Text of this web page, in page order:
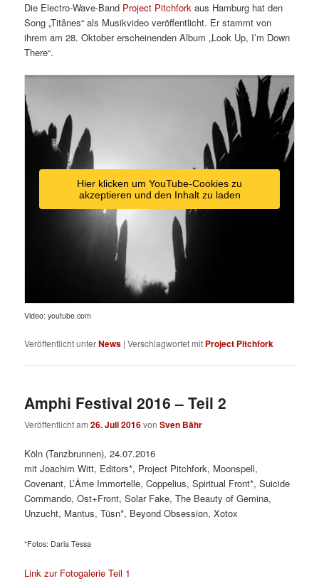
Die Electro-Wave-Band Project Pitchfork aus Hamburg hat den
Song „Titânes“ als Musikvideo veröffentlicht. Er stammt von
ihrem am 28. Oktober erscheinenden Album „Look Up, I’m Down
There“.
Hier klicken um YouTube-Cookies zu
akzeptieren und den Inhalt zu laden
Video: youtube.com
Veröffentlicht unterNews |Verschlagwortet mit Project Pitchfork
Amphi Festival 2016 – Teil 2
Veröffentlicht am26. Juli 2016vonSven Bähr
Köln (Tanzbrunnen), 24.07.2016
mit Joachim Witt, Editors*, Project Pitchfork, Moonspell,
Covenant, L’Âme Immortelle, Coppelius, Spiritual Front*, Suicide
Commando, Ost+Front, Solar Fake, The Beauty of Gemina,
Unzucht, Mantus, Tüsn*, Beyond Obsession, Xotox
*Fotos: Daria Tessa
Link zur Fotogalerie Teil 1